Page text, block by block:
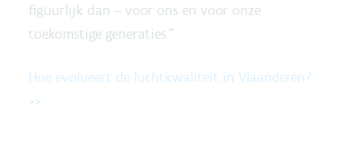
figuurlijk dan – voor ons en voor onze
toekomstige generaties.”
Hoe evolueert de luchtkwaliteit in Vlaanderen?
>>